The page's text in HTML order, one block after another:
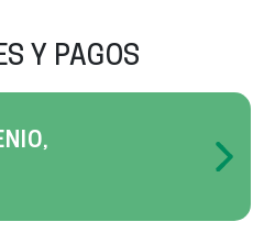
Y PAGOS